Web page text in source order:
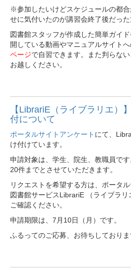
※参加したいけどスケジュールの都
せに気付いたのが講習会終了後だっ
図書館スタッフが作成した簡単ガイ
開している動画やマニュアルサイト
ページで自習できます。また判らな
お越しください。
【LibrariE（ライブラリエ）
付について
ポータルサイトアンケート にて、
け付けています。
申請対象は、学生、院生、教職員で
20件までとさせていただきます。
リクエストを希望する方は、ポータ
図書館サービスLibrariE （ライブラ
ご確認ください。
申請期限は、7月10日（月）です。
ふるってのご応募、お待ちしておりま